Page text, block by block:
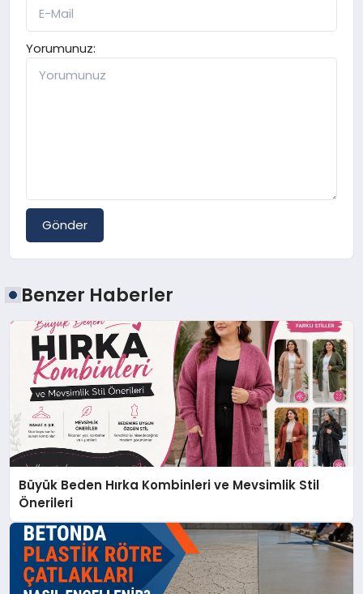
Yorumunuz:
Gönder
Benzer Haberler
Büyük Beden Hırka Kombinleri ve Mevsimlik Stil
Önerileri